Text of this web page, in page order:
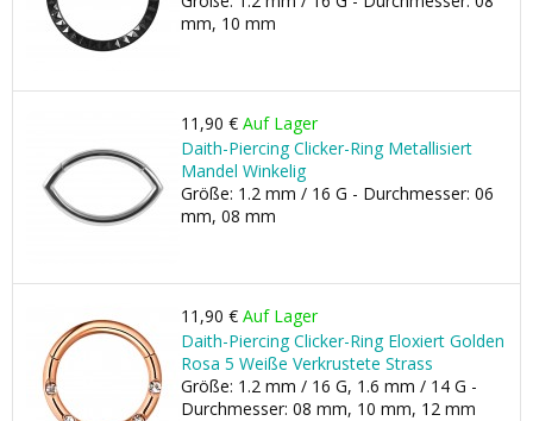
mm, 10 mm
11,90 € Auf Lager
Daith-Piercing Clicker-Ring Metallisiert
Mandel Winkelig
Größe: 1.2 mm / 16 G - Durchmesser: 06
mm, 08 mm
11,90 € Auf Lager
Daith-Piercing Clicker-Ring Eloxiert Golden
Rosa 5 Weiße Verkrustete Strass
Größe: 1.2 mm / 16 G, 1.6 mm / 14 G -
Durchmesser: 08 mm, 10 mm, 12 mm